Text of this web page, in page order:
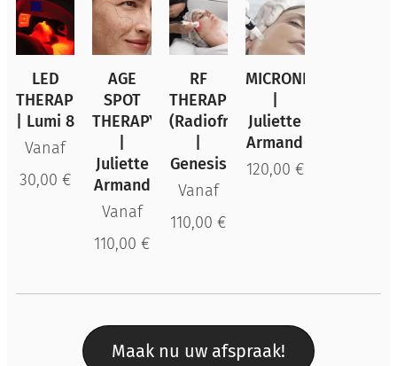
LED
THERAPIE
| Lumi 8
Vanaf
30,00 €
AGE
SPOT
THERAPY
Juliette
Armand
Vanaf
110,00 €
RF
THERAPIE
(Radiofrequentie)
Genesis
Vanaf
110,00 €
MICRONEEDLING
Juliette
Armand
120,00 €
Maak nu uw afspraak!